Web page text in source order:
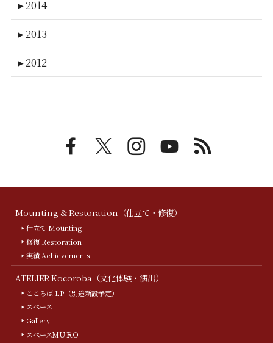
►2014
►2013
►2012
Mounting & Restoration（仕立て・修復）
仕立て Mounting
修復 Restoration
実績 Achievements
ATELIER Kocoroba（文化体験・演出）
こころば LP（別途新設予定）
スペース
Gallery
スペースＭＵＲＯ